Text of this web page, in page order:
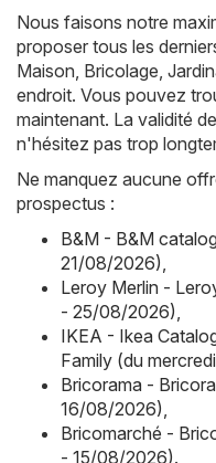
Nous faisons notre
proposer tous les
Maison, Bricolage,
endroit. Vous pouvez
maintenant. La validité
n'hésitez pas trop
Ne manquez aucune
prospectus :
B&M - B&M
21/08/2026),
Leroy Merlin -
- 25/08/2026),
IKEA - Ikea
Family (du
Bricorama -
16/08/2026),
Bricomarché -
- 15/08/2026).